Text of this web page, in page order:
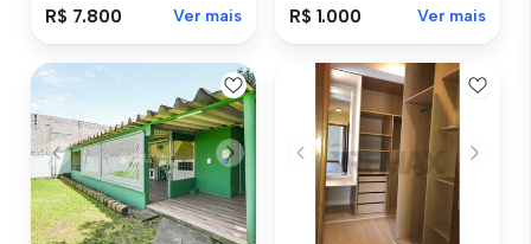
R$ 7.800 Ver mais R$ 1.000 Ver mais